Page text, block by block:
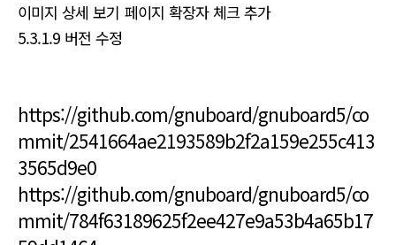
이미지 상세 보기 페이지 확장자 체크 추가
5.3.1.9 버전 수정
https://github.com/gnuboard/gnuboard5/co
mmit/2541664ae2193589b2f2a159e255c413
3565d9e0
https://github.com/gnuboard/gnuboard5/co
mmit/784f63189625f2ee427e9a53b4a65b17